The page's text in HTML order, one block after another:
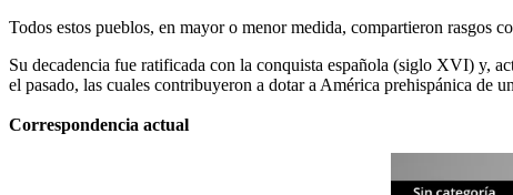
Todos estos pueblos, en mayor o menor medida, compartieron rasgos
Su decadencia fue ratificada con la conquista española (siglo XVI) y,
el pasado, las cuales contribuyeron a dotar a América prehispánica de
Correspondencia actual